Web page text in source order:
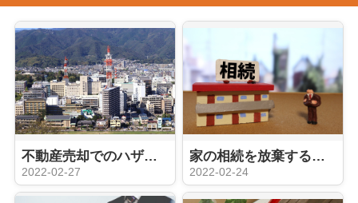
不動産売却でのハザードマップの影響はあるのか？直接的な影響はない
2022-02-27
家の相続を放棄するための費用はどのくらい必要？注意点はある？
2022-02-24